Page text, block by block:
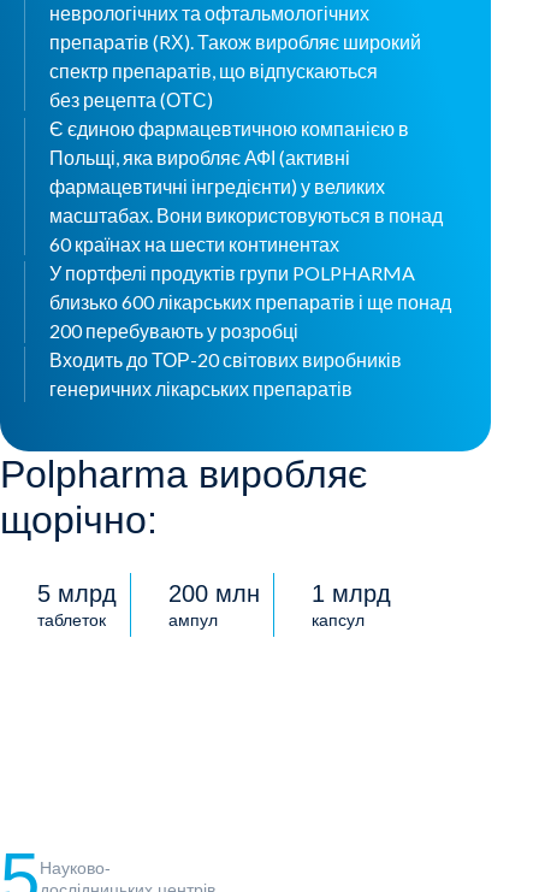
неврологічних та офтальмологічних
препаратів (RХ). Також виробляє широкий
спектр препаратів, що відпускаються
без рецепта (ОТС)
Є єдиною фармацевтичною компанією в
Польщі, яка виробляє АФІ (активні
фармацевтичні інгредієнти) у великих
масштабах. Вони використовуються в понад
60 країнах на шести континентах
У портфелі продуктів групи POLPHARMA
близько 600 лікарських препаратів і ще понад
200 перебувають у розробці
Входить до ТОР-20 світових виробників
генеричних лікарських препаратів
Polpharma виробляє
щорічно:
5 млрд
таблеток
200 млн
ампул
1 млрд
капсул
Науково-